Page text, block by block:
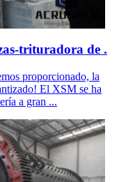
trituradora de .
proporcionado, la
El XSM se ha
a gran ...